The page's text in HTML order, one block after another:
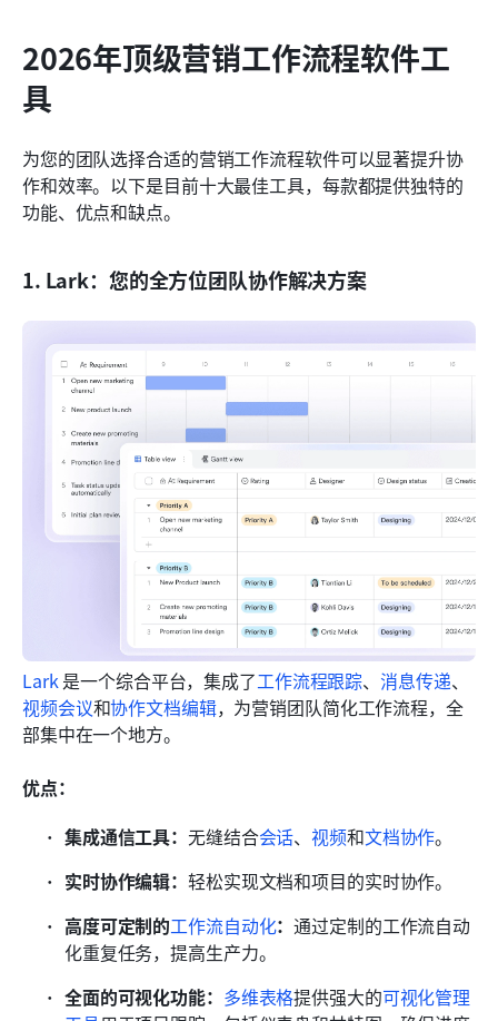
2026年顶级营销工作流程软件工
具
为您的团队选择合适的营销工作流程软件可以显著提升协
作和效率。以下是目前十大最佳工具，每款都提供独特的
功能、优点和缺点。
1. Lark：您的全方位团队协作解决方案
Lark 是一个综合平台，集成了工作流程跟踪、消息传递、
视频会议和协作文档编辑，为营销团队简化工作流程，全
部集中在一个地方。
优点：
集成通信工具：无缝结合会话、 视频和文档协作。
实时协作编辑：轻松实现文档和项目的实时协作。
高度可定制的工作流自动化：通过定制的工作流自动
化重复任务，提高生产力。
全面的可视化功能： 多维表格提供强大的可视化管理